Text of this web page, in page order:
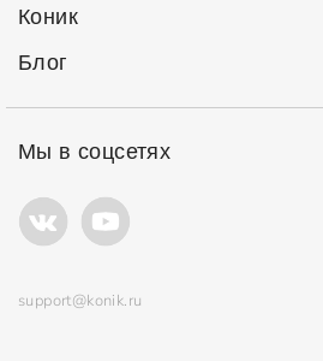
Коник
Блог
Мы в соцсетях
support@konik.ru